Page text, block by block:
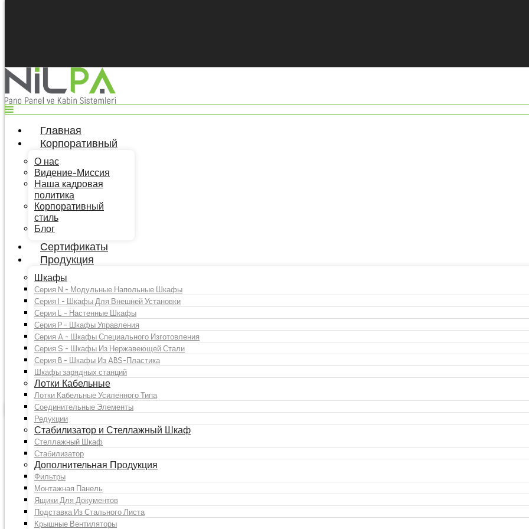
Видение-Миссия
Наша кадровая политика
Корпоративный стиль
Блог
Шкафы
Лотки Кабельные
Дополнительная Продукция
Каталоги
Общий каталог Турецкий
Общий каталог английский
Общий каталог немецкий
Общий каталог Русский
Прайс-лист Турецкий
Прайс-лист английский
Прайс-лист немецкий
Прайс-лист Русский
Онлайн оплата
Контакты
Свяжитесь с нами
Получить предложение
Защита персональных данных
Главная
Корпоративный
О нас
Видение-Миссия
Наша кадровая
политика
Корпоративный
стиль
Блог
Сертификаты
Продукция
Шкафы
Серия N - Модульные Напольные Шкафы
Серия I - Шкафы Для Внешней Установки
Серия L - Настенные Шкафы
Серия P - Шкафы Управления
Серия A - Шкафы Специального Изготовления
Серия S - Шкафы Из Нержавеющей Стали
Серия B - Шкафы Из ABS-Пластика
Шкафы зарядных станций
Лотки Кабельные
Лотки Кабельные Усиленного Типа
Соединительные Элементы
Редукции
Стабилизатор и Стеллажный Шкаф
Стеллажный Шкаф
Стабилизатор
Дополнительная Продукция
Фильтры
Монтажная Панель
Ящики Для Документов
Подставка Из Стального Листа
Крышные Вентиляторы
Лотки Кабельные Усиленного Типа
Продвижение продукта Коды продуктов Другие